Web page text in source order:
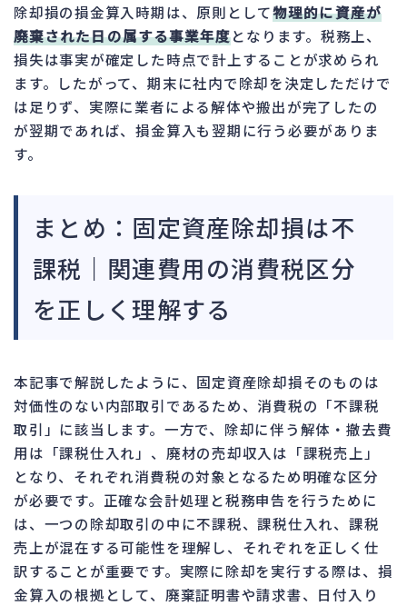
除却損の損金算入時期は、原則として物理的に資産が
廃棄された日の属する事業年度となります。税務上、
損失は事実が確定した時点で計上することが求められ
ます。したがって、期末に社内で除却を決定しただけで
は足りず、実際に業者による解体や搬出が完了したの
が翌期であれば、損金算入も翌期に行う必要がありま
す。
まとめ：固定資産除却損は不
課税｜関連費用の消費税区分
を正しく理解する
本記事で解説したように、固定資産除却損そのものは
対価性のない内部取引であるため、消費税の「不課税
取引」に該当します。一方で、除却に伴う解体・撤去費
用は「課税仕入れ」、廃材の売却収入は「課税売上」
となり、それぞれ消費税の対象となるため明確な区分
が必要です。正確な会計処理と税務申告を行うために
は、一つの除却取引の中に不課税、課税仕入れ、課税
売上が混在する可能性を理解し、それぞれを正しく仕
訳することが重要です。実際に除却を実行する際は、損
金算入の根拠として、廃棄証明書や請求書、日付入り